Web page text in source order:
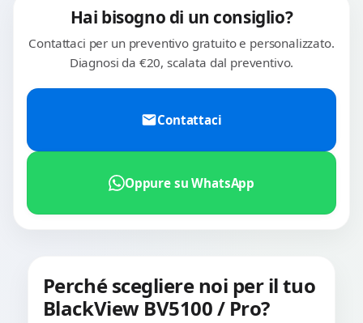
Hai bisogno di un consiglio?
Contattaci per un preventivo gratuito e personalizzato.
Diagnosi da €20, scalata dal preventivo.
Contattaci
Oppure su WhatsApp
Perché scegliere noi per il tuo
BlackView BV5100 / Pro?